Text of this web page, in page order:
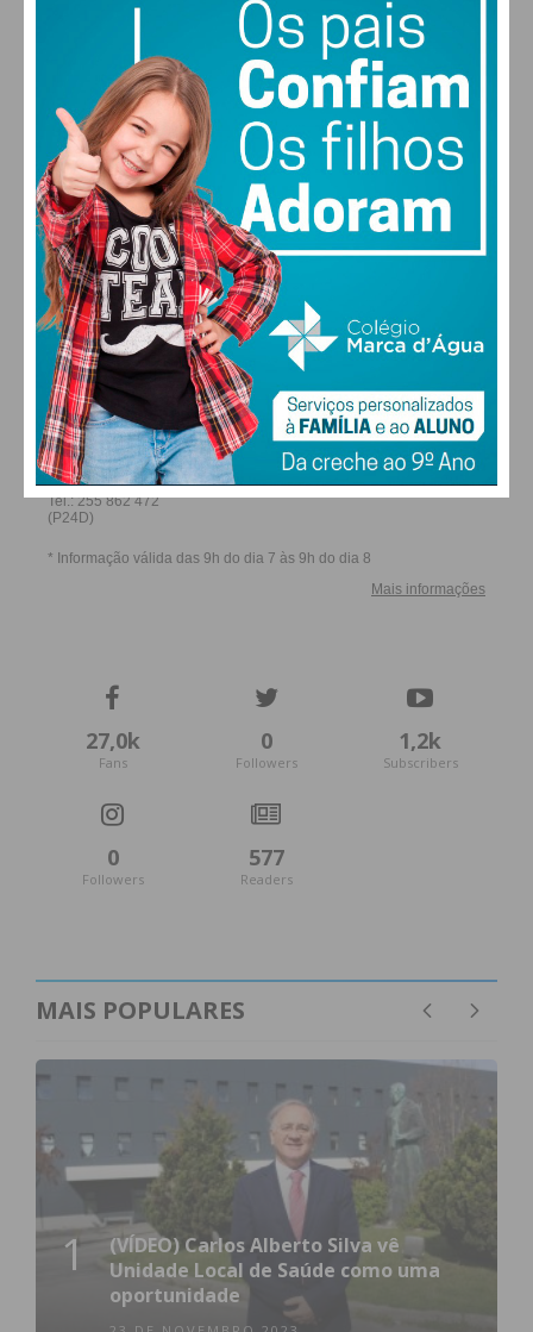
SÁB DOM
28°
SEG
29
TER
FARMACIAS DE SERVIÇO EM PAÇOS DE
FERREIRA
27,0k
Fans
0
Followers
1,2k
Subscribers
0
Followers
577
Readers
MAIS POPULARES
1
(VÍDEO) Carlos Alberto Silva vê
Unidade Local de Saúde como uma
oportunidade